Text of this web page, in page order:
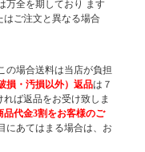
万全を期しており ます
ご注文と異なる場合
の場合送料は当店が負担
損・汚損以外）返品は７
ば返品をお受け致しま
代金3割をお客様のご
にあてはまる場合は、お